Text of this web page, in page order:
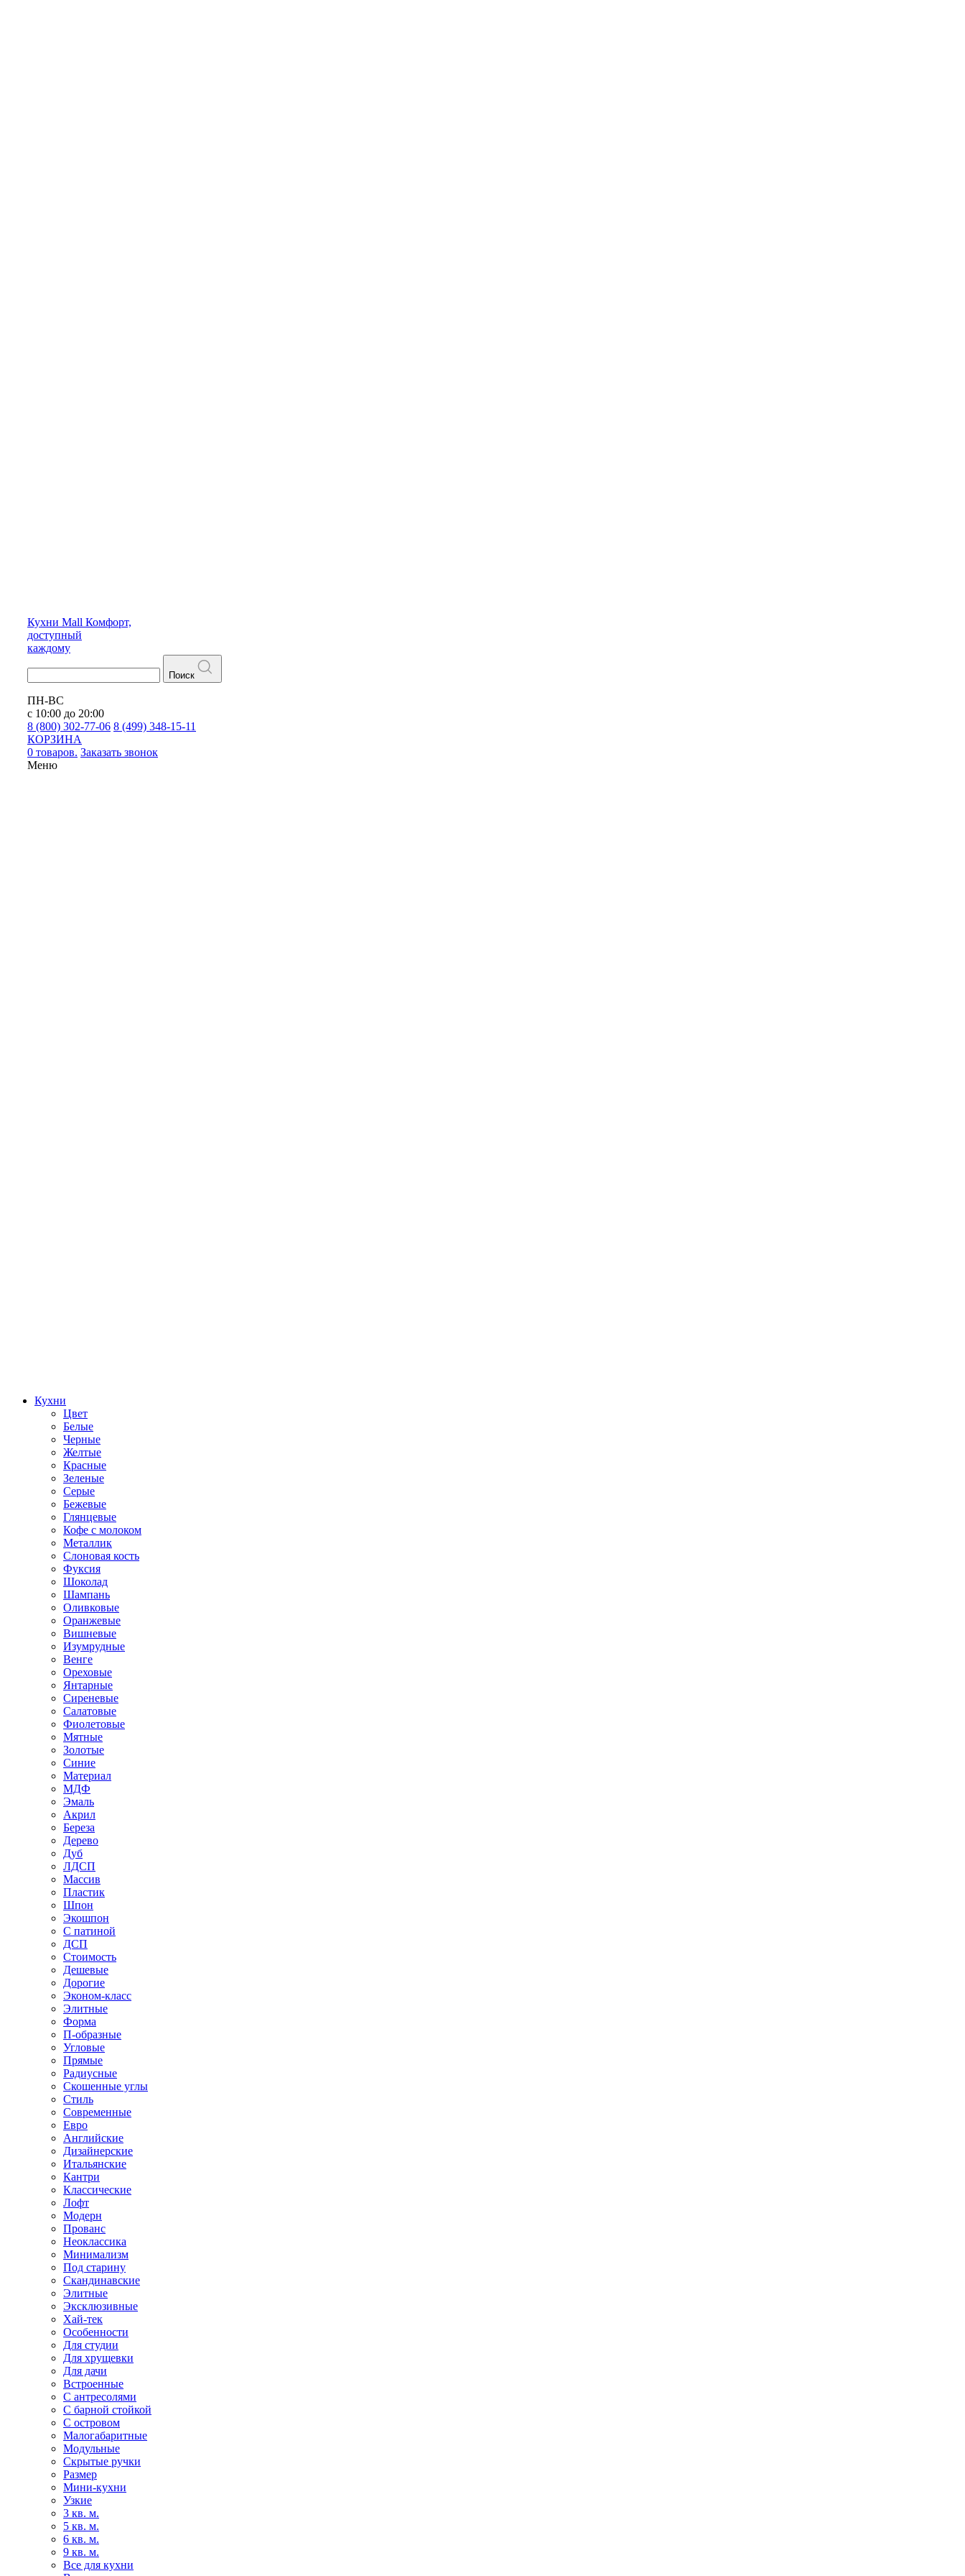
Кухни Mall Комфорт,
доступный
каждому
Поиск
ПН-ВС
с 10:00 до 20:00
8 (800) 302-77-06 8 (499) 348-15-11
КОРЗИНА
0 товаров. Заказать звонок
Меню
Кухни
Цвет
Белые
Черные
Желтые
Красные
Зеленые
Серые
Бежевые
Глянцевые
Кофе с молоком
Металлик
Слоновая кость
Фуксия
Шоколад
Шампань
Оливковые
Оранжевые
Вишневые
Изумрудные
Венге
Ореховые
Янтарные
Сиреневые
Салатовые
Фиолетовые
Мятные
Золотые
Синие
Материал
МДФ
Эмаль
Акрил
Береза
Дерево
Дуб
ЛДСП
Массив
Пластик
Шпон
Экошпон
С патиной
ДСП
Стоимость
Дешевые
Дорогие
Эконом-класс
Элитные
Форма
П-образные
Угловые
Прямые
Радиусные
Скошенные углы
Стиль
Современные
Евро
Английские
Дизайнерские
Итальянские
Кантри
Классические
Лофт
Модерн
Прованс
Неоклассика
Минимализм
Под старину
Скандинавские
Элитные
Эксклюзивные
Хай-тек
Особенности
Для студии
Для хрущевки
Для дачи
Встроенные
С антресолями
С барной стойкой
С островом
Малогабаритные
Модульные
Скрытые ручки
Размер
Мини-кухни
Узкие
3 кв. м.
5 кв. м.
6 кв. м.
9 кв. м.
Все для кухни